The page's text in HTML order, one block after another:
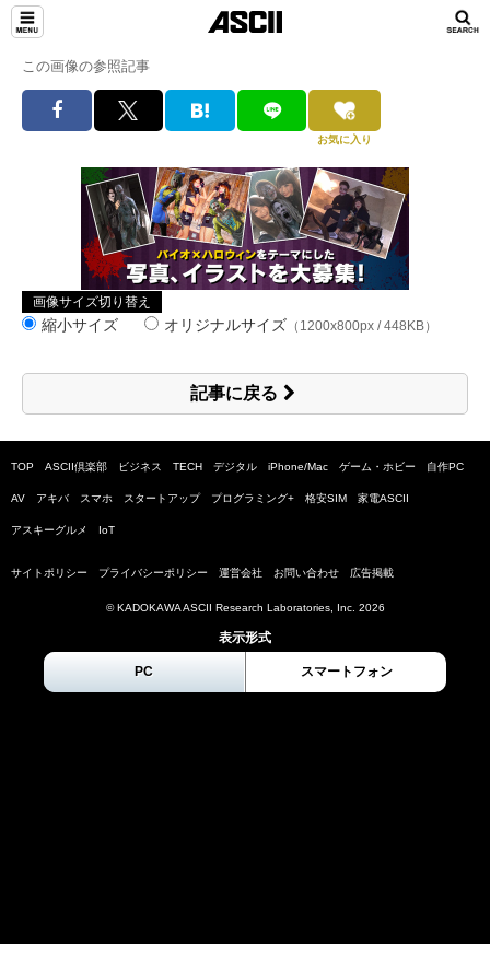
この画像の参照記事
お気に入り
画像サイズ切り替え
縮小サイズ オリジナルサイズ （1200x800px / 448KB）
記事に戻る
TOP ASCII倶楽部 ビジネス TECH デジタル iPhone/Mac ゲーム・ホビー 自作PC
AV アキバ スマホ スタートアップ プログラミング+ 格安SIM 家電ASCII
アスキーグルメ IoT
サイトポリシー プライバシーポリシー 運営会社 お問い合わせ 広告掲載
© KADOKAWA ASCII Research Laboratories, Inc. 2026
表示形式
PC スマートフォン